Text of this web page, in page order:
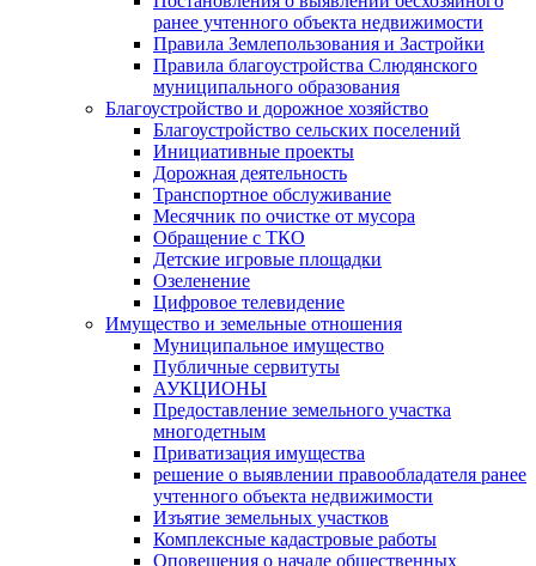
ранее учтенного объекта недвижимости
Правила Землепользования и Застройки
Правила благоустройства Слюдянского
муниципального образования
Благоустройство и дорожное хозяйство
Благоустройство сельских поселений
Инициативные проекты
Дорожная деятельность
Транспортное обслуживание
Месячник по очистке от мусора
Обращение с ТКО
Детские игровые площадки
Озеленение
Цифровое телевидение
Имущество и земельные отношения
Муниципальное имущество
Публичные сервитуты
АУКЦИОНЫ
Предоставление земельного участка
многодетным
Приватизация имущества
решение о выявлении правообладателя ранее
учтенного объекта недвижимости
Изъятие земельных участков
Комплексные кадастровые работы
Оповещения о начале общественных